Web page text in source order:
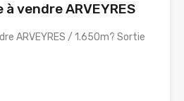
vendre ARVEYRES
ARVEYRES / 1.650m? Sortie